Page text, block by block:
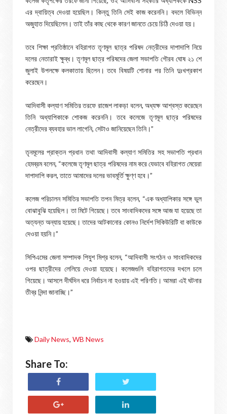
এর দ্বায়িত্ব দেওয়া হয়েছিল। কিন্তু তিনি সেই কাজ করেননি। বদলে বিভিন্ন
অজুহাত দিয়েছিলেন। তাই তাঁর কাছ থেকে কারণ জানতে চেয়ে চিঠি দেওয়া হয়।
তবে শিক্ষা প্রতিষ্ঠানে বহিরাগত তৃণমূল ছাত্র পরিষদ নেত্রীদের দাপাদাপি নিয়ে
দলের নেতারাই ক্ষুব্ধ। তৃণমূল ছাত্র পরিষদের জেলা সভাপতি গৌরব ঘোষ ২১ শে
জুলাই উপলক্ষে কলকাতায় ছিলেন। তবে বিষয়টি শোনার পর তিনি দুঃখপ্রকাশ
করেছেন।
আদিবাসী কল্যাণ সমিতির তরফে রাজেশ লাকড়া বলেন, অধ্যক্ষ আশ্বস্ত করেছেন
তিনি অধ্যাপিকাকে শোকজ করেননি। তবে কলেজে তৃণমূল ছাত্র পরিষদের
নেত্রীদের ব্যবহার ভাল লাগেনি, সেটাও জানিয়েছেন তিনি।”
তৃনমূলের প্রাক্তন প্রধান তথা আদিবাসী কল্যাণ সমিতির সহ সভাপতি প্রধান
হেমব্রম বলেন, “কলেজে তৃণমূল ছাত্র পরিষদের নাম করে যেভাবে বহিরাগত মেয়েরা
দাপাদাপি করল, তাতে আমাদের দলের ভাবমূর্তি ক্ষুণ্ণ হবে।”
কলেজ পরিচালন সমিতির সভাপতি তপন মিত্র বলেন, “এক অধ্যাপিকার সঙ্গে ভুল
বোঝাবুঝি হয়েছিল। তা মিটে গিয়েছে। তবে সাংবাদিকদের সঙ্গে আজ যা হয়েছে তা
অত্যন্ত অন্যায় হয়েছে। তাদের আটকানোর কোনও নির্দেশ সিকিউরিটি বা কাউকে
দেওয়া হয়নি।”
সিপিএমের জেলা সম্পাদক পিযুশ মিশ্র বলেন, “আদিবাসী সংগঠন ও সাংবাদিকদের
ওপর ছাত্রীদের লেলিয়ে দেওয়া হয়েছে। কলেজগুলি বহিরাগতদের দখলে চলে
গিয়েছে। আসলে দীর্ঘদিন ধরে নির্বাচন না হওয়ায় এই পরিণতি। আমরা এই ঘটনার
তীব্র নিন্দা জানাচ্ছি।”
Daily News, WB News
Share To: